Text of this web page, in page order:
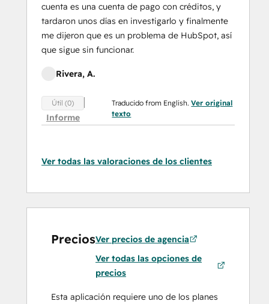
cuenta es una cuenta de pago con créditos, y
tardaron unos días en investigarlo y finalmente
me dijeron que es un problema de HubSpot, así
que sigue sin funcionar.
Rivera, A.
Útil (0)
Informe
Traducido from English.Ver original
texto
Ver todas las valoraciones de los clientes
PreciosVer precios de agencia
Ver todas las opciones de
precios
Esta aplicación requiere uno de los planes